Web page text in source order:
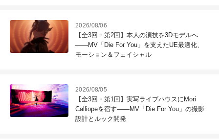
2026/08/06
【全3回・第2回】本人の演技を3Dモデルへ
――MV「Die For You」を支えたUE最適化、
モーション＆フェイシャル
2026/08/05
【全3回・第1回】実写ライブハウスにMori
Calliopeを宿す――MV「Die For You」の撮影
設計とルック開発